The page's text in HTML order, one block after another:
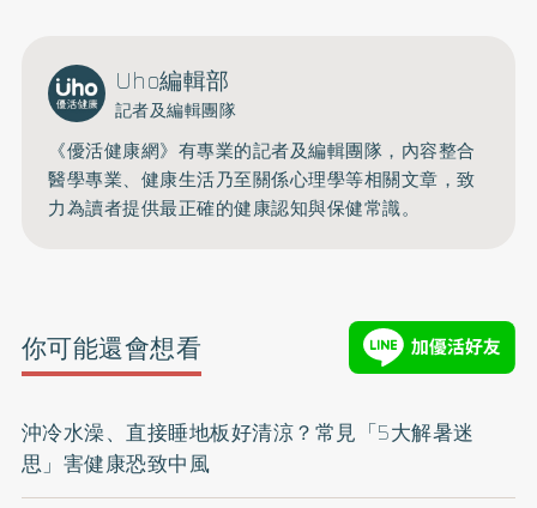
Uho編輯部
記者及編輯團隊
《優活健康網》有專業的記者及編輯團隊，內容整合
醫學專業、健康生活乃至關係心理學等相關文章，致
力為讀者提供最正確的健康認知與保健常識。
你可能還會想看
沖冷水澡、直接睡地板好清涼？常見「5大解暑迷
思」害健康恐致中風